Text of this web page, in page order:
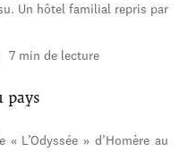
Un hôtel familial repris par
7 min de lecture
pays
L’Odyssée » d’Homère au